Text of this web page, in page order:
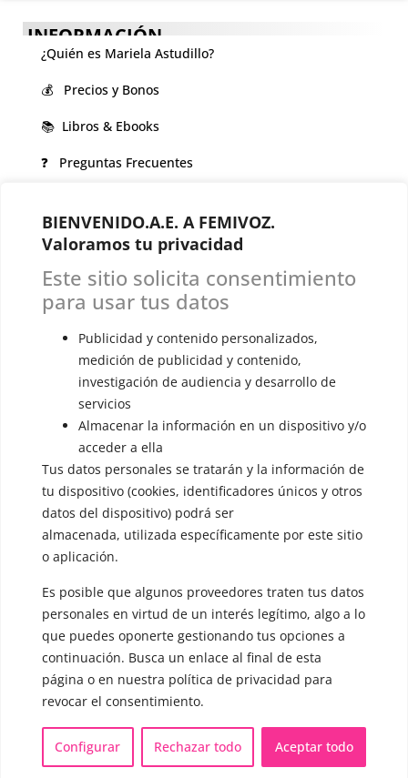
BIENVENIDO.A.E. A FEMIVOZ.
Valoramos tu privacidad
Este sitio solicita consentimiento
para usar tus datos
Publicidad y contenido personalizados,
medición de publicidad y contenido,
investigación de audiencia y desarrollo de
servicios
Almacenar la información en un dispositivo y/o
acceder a ella
Tus datos personales se tratarán y la información de
tu dispositivo (cookies, identificadores únicos y otros
datos del dispositivo) podrá ser
almacenada, utilizada específicamente por este sitio
o aplicación.
Es posible que algunos proveedores traten tus datos
personales en virtud de un interés legítimo, algo a lo
que puedes oponerte gestionando tus opciones a
continuación. Busca un enlace al final de esta
página o en nuestra política de privacidad para
revocar el consentimiento.
Configurar Rechazar todo Aceptar todo
INFORMACIÓN
¿Quién es Mariela Astudillo?
💰 Precios y Bonos
📚 Libros & Ebooks
❓ Preguntas Frecuentes
VOCES LGBTQIA+ 🏳️‍🌈
▪️ Masculinización de la voz
▪️ Neutralización de la voz
▪️ Dualización de la voz
▪️ Androginización de la voz
OTRAS SESIONES
▪️ Caracterización de la voz
▪️ Voz virilizada por esteroides
▪️ Modificación del acento
CONTACTO Y CITAS
✅Pide tu CITA ONLINE
WhatsApp :+34 625 14 46 47